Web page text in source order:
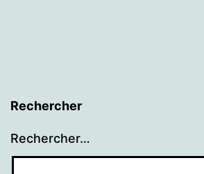
Rechercher
Rechercher…